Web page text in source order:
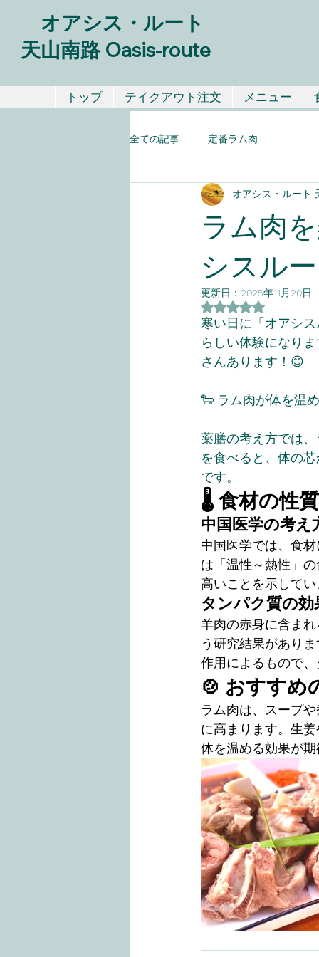
オアシス・ルート
天山南路 Oasis-route
トップ テイクアウト注文 メニュー
全ての記事 定番ラム肉
ラム肉
シスル
オアシス・ルート
更新日： 2025年11月20日
5つ星のうちNaN
寒い日に「オアシ
らしい体験になり
さんあります！😊
🐑 ラム肉が体を温
薬膳の考え方では
を食べると、体の
です。
🌡 食材の性
中国医学の考え
中国医学では、食
は「温性～熱性」
高いことを示して
タンパク質の効
羊肉の赤身に含ま
う研究結果があり
作用によるもので
🍲 おすすめ
ラム肉は、スープ
に高まります。生
体を温める効果が